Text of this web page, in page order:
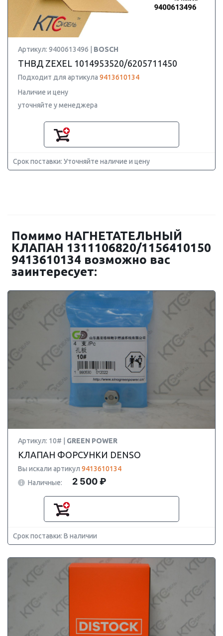
Артикул: 9400613496 | BOSCH
ТНВД ZEXEL 1014953520/6205711450
Подходит для артикула 9413610134
Наличие и цену
уточняйте у менеджера
Срок поставки: Уточняйте наличие и цену
Помимо НАГНЕТАТЕЛЬНЫЙ
КЛАПАН 1311106820/1156410150
9413610134 возможно вас
заинтересует:
Артикул: 10# | GREEN POWER
КЛАПАН ФОРСУНКИ DENSO
Вы искали артикул 9413610134
Наличные:
2 500 ₽
Срок поставки: В наличии